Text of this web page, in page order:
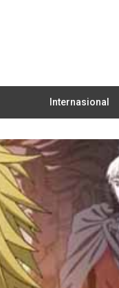
Internasional